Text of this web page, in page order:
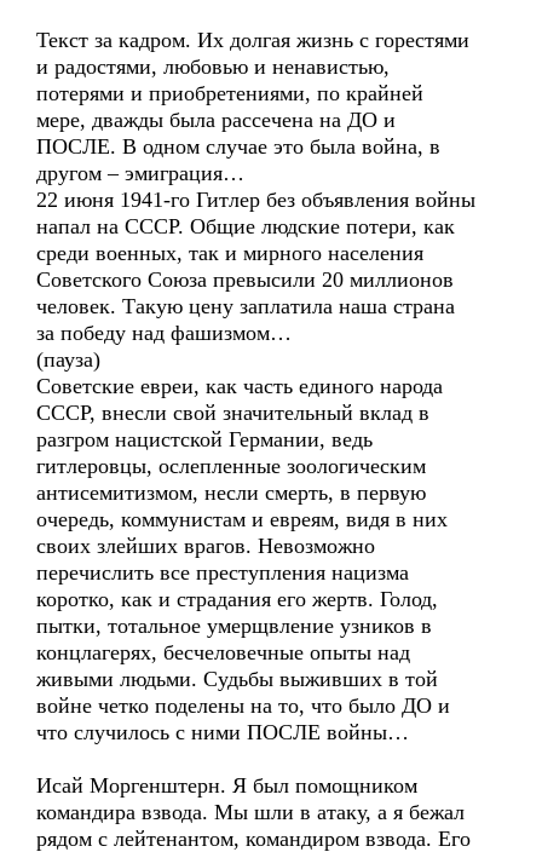
Текст за кадром. Их долгая жизнь с горестями
и радостями, любовью и ненавистью,
потерями и приобретениями, по крайней
мере, дважды была рассечена на ДО и
ПОСЛЕ. В одном случае это была война, в
другом – эмиграция…
22 июня 1941-го Гитлер без объявления войны
напал на СССР. Общие людские потери, как
среди военных, так и мирного населения
Советского Союза превысили 20 миллионов
человек. Такую цену заплатила наша страна
за победу над фашизмом…
(пауза)
Советские евреи, как часть единого народа
СССР, внесли свой значительный вклад в
разгром нацистской Германии, ведь
гитлеровцы, ослепленные зоологическим
антисемитизмом, несли смерть, в первую
очередь, коммунистам и евреям, видя в них
своих злейших врагов. Невозможно
перечислить все преступления нацизма
коротко, как и страдания его жертв. Голод,
пытки, тотальное умерщвление узников в
концлагерях, бесчеловечные опыты над
живыми людьми. Судьбы выживших в той
войне четко поделены на то, что было ДО и
что случилось с ними ПОСЛЕ войны…
Исай Моргенштерн. Я был помощником
командира взвода. Мы шли в атаку, а я бежал
рядом с лейтенантом, командиром взвода. Его